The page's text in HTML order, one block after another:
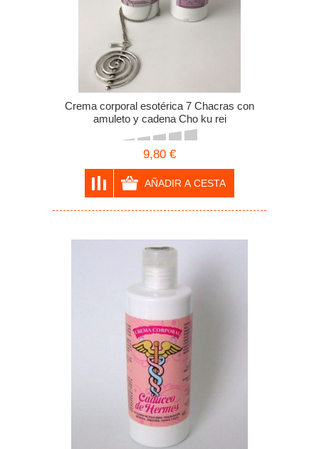
Crema corporal esotérica 7 Chacras con
amuleto y cadena Cho ku rei
9,80 €